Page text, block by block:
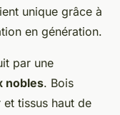
unique grâce à
en génération.
par une
nobles. Bois
tissus haut de